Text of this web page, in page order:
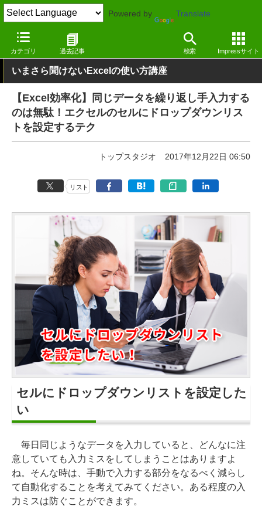
Powered by Translate
カテゴリ 過去記事 検索 Impressサイト
窓の杜 オフィス・ドキュメント Windows
いまさら聞けないExcelの使い方講座
【Excel効率化】同じデータを繰り返し手入力する
のは無駄！エクセルのセルにドロップダウンリス
トを設定するテク
トップスタジオ 2017年12月22日 06:50
リスト
セルにドロップダウンリストを設定した
い
毎日同じようなデータを入力していると、どんなに注
意していても入力ミスをしてしまうことはありますよ
ね。そんな時は、手動で入力する部分をなるべく減らし
て自動化することを考えてみてください。ある程度の入
力ミスは防ぐことができます。